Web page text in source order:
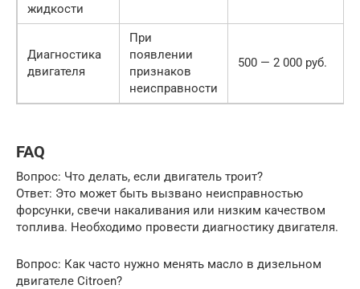
жидкости
Диагностика
двигателя
При
появлении
признаков
неисправности
500 — 2 000 руб.
FAQ
Вопрос: Что делать, если двигатель троит?
Ответ: Это может быть вызвано неисправностью
форсунки, свечи накаливания или низким качеством
топлива. Необходимо провести диагностику двигателя.
Вопрос: Как часто нужно менять масло в дизельном
двигателе Citroen?